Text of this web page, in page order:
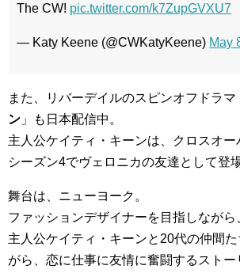
The CW! pic.twitter.com/k7ZupGVXU7
— Katy Keene (@CWKatyKeene) May
また、リバーデイルのスピンオフドラマ
ン 」も日本配信中。
主人公ケイティ・キーンは、クロスオ
シーズン4でヴェロニカの友達として登
舞台は、ニューヨーク。
ファッションデザイナーを目指しながら
主人公ケイティ・キーンと20代の仲間
がら、恋に仕事に友情に奮闘するストー